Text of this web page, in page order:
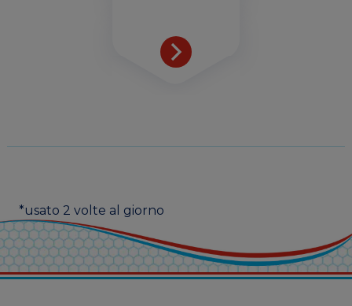
*usato 2 volte al giorno